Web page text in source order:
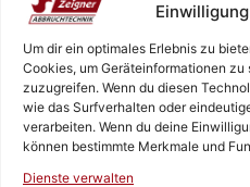
Um dir ein optimales Erlebnis zu
Cookies, um Geräteinformationen
zuzugreifen. Wenn du diesen
wie das Surfverhalten oder
verarbeiten. Wenn du deine
können bestimmte Merkmale und
Dienste verwalten
Rufen